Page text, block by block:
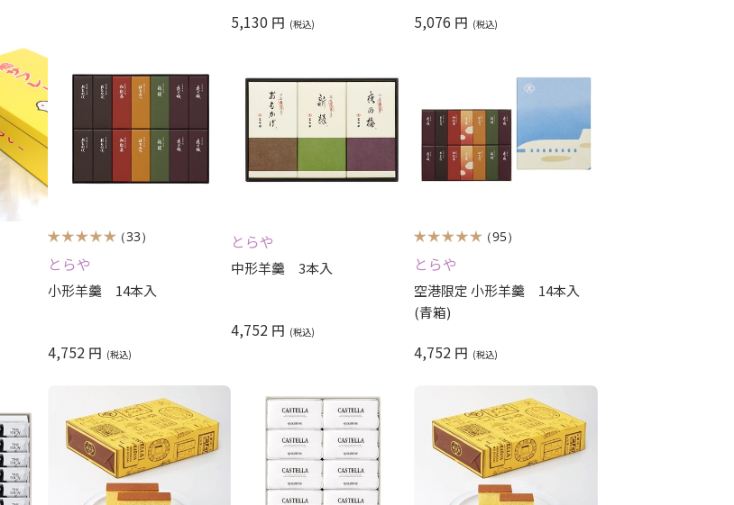
5,130 円 5,076 円
（33）
とらや
小形羊羹 14本入
4,752 円
とらや
中形羊羹 3本入
4,752 円
（95）
とらや
空港限定 小形羊羹 14本入
(青箱)
4,752 円